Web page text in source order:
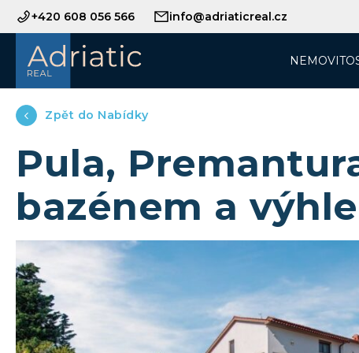
+420 608 056 566 info@adriaticreal.cz
Zpět do Nabídky
Pula,
bazénem a